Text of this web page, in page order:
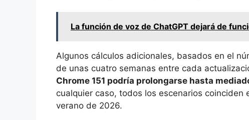
La función de voz de ChatGPT dejará de
Algunos cálculos adicionales, basados en el
de unas cuatro semanas entre cada
Chrome 151 podría prolongarse hasta
cualquier caso, todos los escenarios
verano de 2026.